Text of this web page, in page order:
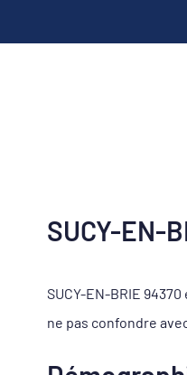
SUCY-EN-
SUCY-EN-BRIE
ne pas confondre